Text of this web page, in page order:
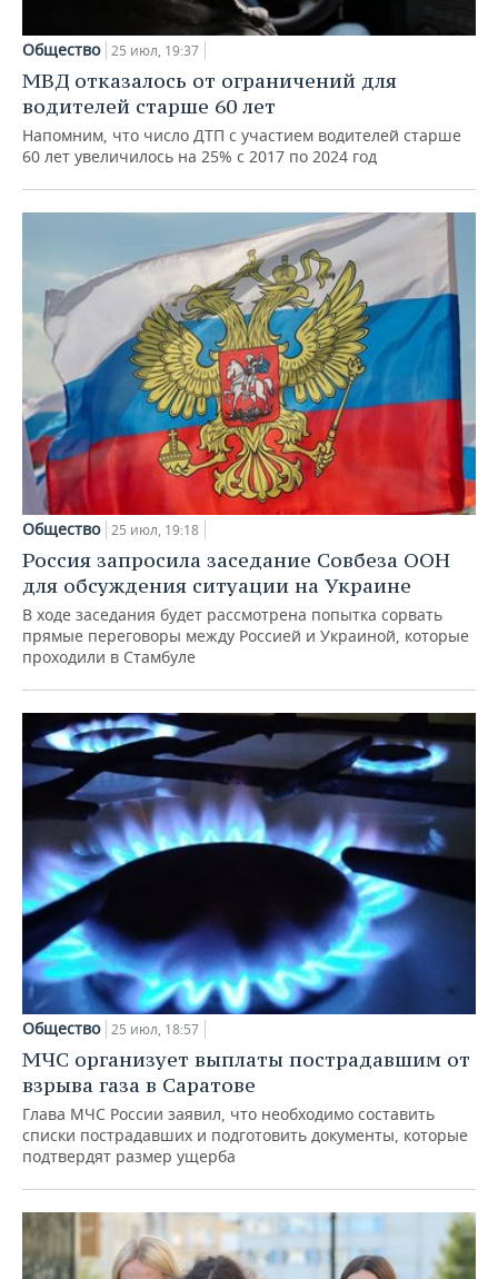
Общество 25 июл, 19:37
МВД отказалось от ограничений для
водителей старше 60 лет
Напомним, что число ДТП с участием водителей старше
60 лет увеличилось на 25% с 2017 по 2024 год
Общество 25 июл, 19:18
Россия запросила заседание Совбеза ООН
для обсуждения ситуации на Украине
В ходе заседания будет рассмотрена попытка сорвать
прямые переговоры между Россией и Украиной, которые
проходили в Стамбуле
Общество 25 июл, 18:57
МЧС организует выплаты пострадавшим от
взрыва газа в Саратове
Глава МЧС России заявил, что необходимо составить
списки пострадавших и подготовить документы, которые
подтвердят размер ущерба